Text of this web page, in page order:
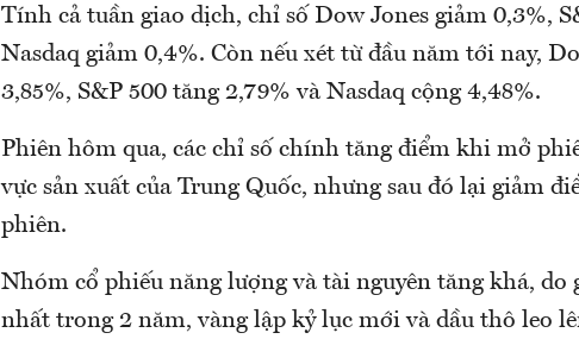
Tính cả tuần giao dịch, chỉ số Dow Jones giảm 0,3%,
Nasdaq giảm 0,4%. Còn nếu xét từ đầu năm tới nay,
3,85%, S&P 500 tăng 2,79% và Nasdaq cộng 4,48%.
Phiên hôm qua, các chỉ số chính tăng điểm khi mở
vực sản xuất của Trung Quốc, nhưng sau đó lại giảm
phiên.
Nhóm cổ phiếu năng lượng và tài nguyên tăng khá, do
nhất trong 2 năm, vàng lập kỷ lục mới và dầu thô leo